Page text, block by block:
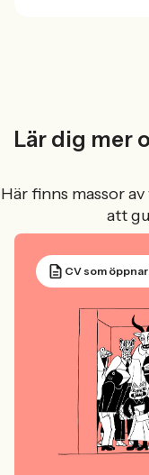
Lär dig mer
Här finns massor
att
CV som